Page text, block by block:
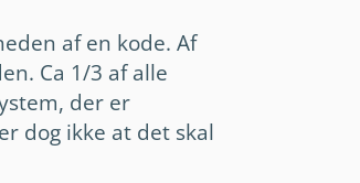
af en kode. Af
Ca 1/3 af alle
der er
dog ikke at det skal